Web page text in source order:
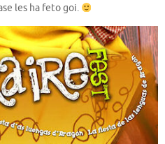
les ha feto goi.